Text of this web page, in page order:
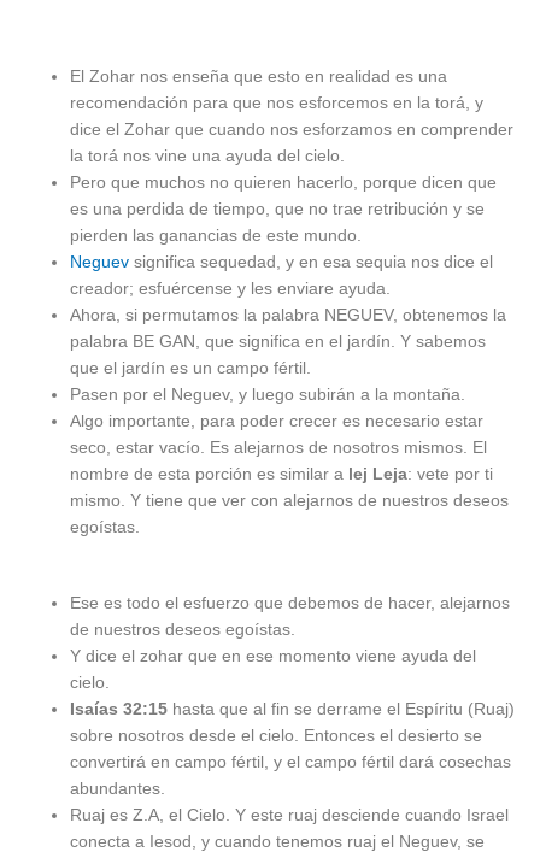
El Zohar nos enseña que esto en realidad es una
recomendación para que nos esforcemos en la torá, y
dice el Zohar que cuando nos esforzamos en comprender
la torá nos vine una ayuda del cielo.
Pero que muchos no quieren hacerlo, porque dicen que
es una perdida de tiempo, que no trae retribución y se
pierden las ganancias de este mundo.
Neguev significa sequedad, y en esa sequia nos dice el
creador; esfuércense y les enviare ayuda.
Ahora, si permutamos la palabra NEGUEV, obtenemos la
palabra BE GAN, que significa en el jardín. Y sabemos
que el jardín es un campo fértil.
Pasen por el Neguev, y luego subirán a la montaña.
Algo importante, para poder crecer es necesario estar
seco, estar vacío. Es alejarnos de nosotros mismos. El
nombre de esta porción es similar a lej Leja: vete por ti
mismo. Y tiene que ver con alejarnos de nuestros deseos
egoístas.
Ese es todo el esfuerzo que debemos de hacer, alejarnos
de nuestros deseos egoístas.
Y dice el zohar que en ese momento viene ayuda del
cielo.
Isaías 32:15 hasta que al fin se derrame el Espíritu (Ruaj)
sobre nosotros desde el cielo. Entonces el desierto se
convertirá en campo fértil, y el campo fértil dará cosechas
abundantes.
Ruaj es Z.A, el Cielo. Y este ruaj desciende cuando Israel
conecta a Iesod, y cuando tenemos ruaj el Neguev, se